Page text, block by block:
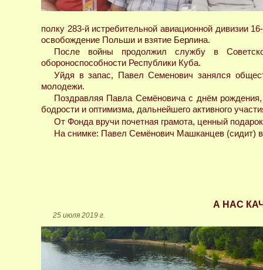
полку 283-й истребительной авиационной дивизии
освобождение Польши и взятие Берлина.
После войны продолжил службу в
обороноспособности Республики Куба.
Уйдя в запас, Павел Семенович занялся
молодежи.
Поздравляя Павла Семёновича с днём
бодрости и оптимизма, дальнейшего активного
От Фонда вручи почетная грамота, ценный
На снимке: Павел Семёнович Машканцев (сидит)
А НАС
25 июля 2019 г.